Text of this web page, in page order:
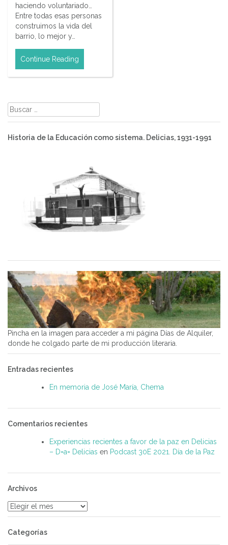
haciendo voluntariado…
Entre todas esas personas
construimos la vida del
barrio, lo mejor y…
Continue Reading
Buscar:
Historia de la Educación como sistema. Delicias, 1931-1991
Pincha en la imagen para acceder a mi página Días de Alquiler,
donde he colgado parte de mi producción literaria.
Entradas recientes
En memoria de José María, Chema
Comentarios recientes
Experiencias recientes a favor de la paz en Delicias
– D=a= Delicias en Podcast 30E 2021. Día de la Paz
Archivos
Archivos
Categorías